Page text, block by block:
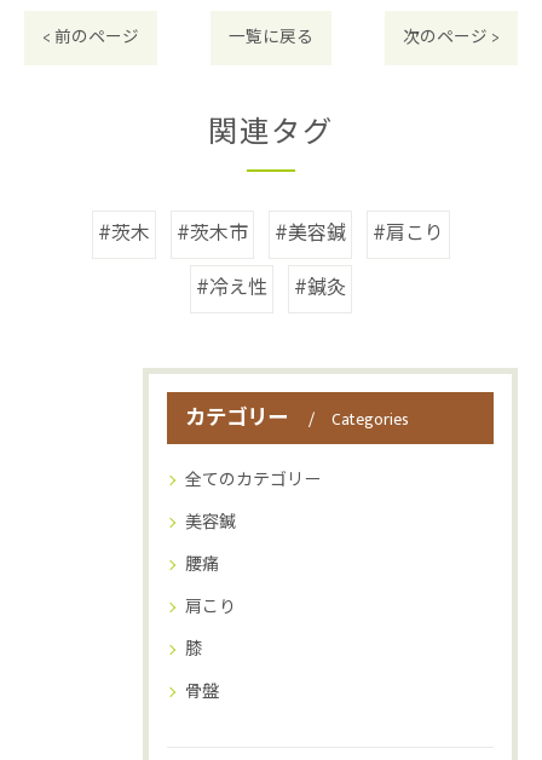
< 前のページ 一覧に戻る 次のページ >
関連タグ
#茨木 #茨木市 #美容鍼
#肩こり
#冷え性
#鍼灸
カテゴリー Categories
全てのカテゴリー
美容鍼
腰痛
肩こり
膝
骨盤